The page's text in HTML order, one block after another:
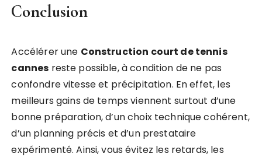
Conclusion
Accélérer une Construction court de tennis
cannes reste possible, à condition de ne pas
confondre vitesse et précipitation. En effet, les
meilleurs gains de temps viennent surtout d’une
bonne préparation, d’un choix technique cohérent,
d’un planning précis et d’un prestataire
expérimenté. Ainsi, vous évitez les retards, les